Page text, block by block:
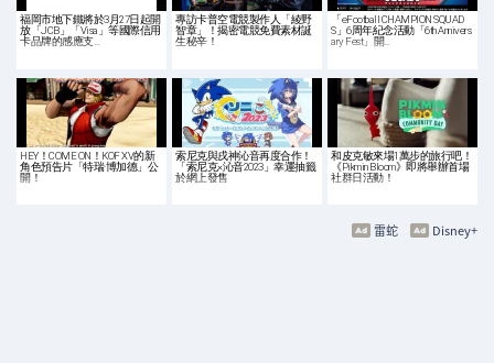
福岡市地下鐵將於3月27日起開
放「JCB」「Visa」等國際信用
卡品牌的感應支…
專訪卡普空電競製作人「綾野
智章」！揭密電競免費素材誕
生秘辛！
「eFootball CHAMPION SQUAD
S」6周年紀念活動「6th Annivers
ary Fest」開…
HEY！COME ON！KOF XV的新
角色預告片「特瑞·博加德」公
開！
索尼克與戌神沁音再度合作！
「索尼克×沁音2023」幸運抽籤
於網上發售
和皮克敏來場1萬步的旅行吧！
《Pikmin Bloom》即將舉辦首場
社群日活動！
Disney+
雷蛇